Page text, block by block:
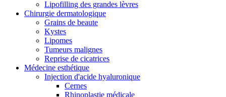
Lipofilling des grandes lèvres
Chirurgie dermatologique
Grains de beaute
Kystes
Lipomes
Tumeurs malignes
Reprise de cicatrices
Médecine esthétique
Injection d'acide hyaluronique
Cernes
Rhinoplastie médicale